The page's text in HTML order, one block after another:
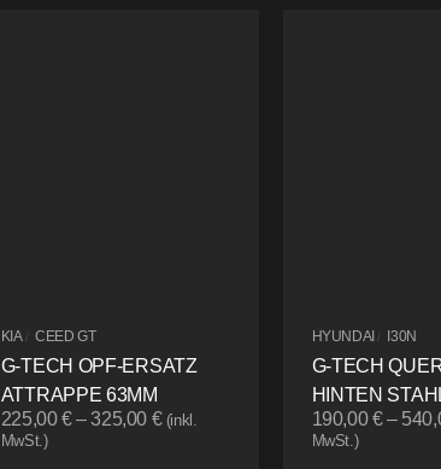
KIA / CEED GT
G-TECH OPF-ERSATZ
ATTRAPPE 63MM
225,00€–325,00 € (inkl.
MwSt.)
HYUNDAI / I30N
G-TECH
HINTEN
190,00€–
MwSt.)